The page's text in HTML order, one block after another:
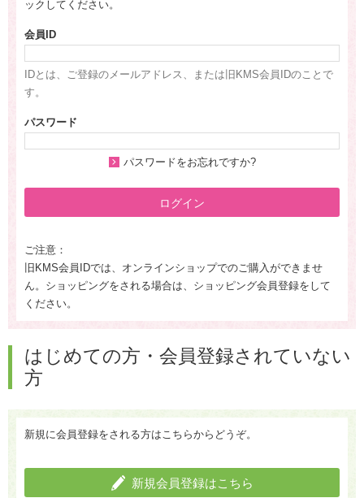
ックしてください。
会員ID
IDとは、ご登録のメールアドレス、または旧KMS会員IDのことで
す。
パスワード
パスワードをお忘れですか?
ログイン
ご注意：
旧KMS会員IDでは、オンラインショップでのご購入ができませ
ん。ショッピングをされる場合は、ショッピング会員登録をして
ください。
はじめての方・会員登録されていない
方
新規に会員登録をされる方はこちらからどうぞ。
新規会員登録はこちら